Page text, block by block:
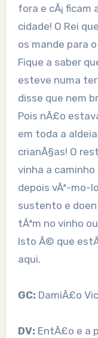
fora e cÃ¡ ficam
cidade! O Rei
os mande para
Fique a saber
esteve numa
disse que nem
Pois nÃ£o
em toda a
crianÃ§as! O
vinha a
depois vÃª-mo-
sustento e
tÃªm no vinho
Isto Ã© que
aqui.
GC: DamiÃ£o
DV: EntÃ£o e a